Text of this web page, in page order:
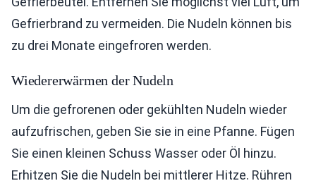
Gefrierbrand zu vermeiden. Die Nudeln können bis
zu drei Monate eingefroren werden.
Wiedererwärmen der Nudeln
Um die gefrorenen oder gekühlten Nudeln wieder
aufzufrischen, geben Sie sie in eine Pfanne. Fügen
Sie einen kleinen Schuss Wasser oder Öl hinzu.
Erhitzen Sie die Nudeln bei mittlerer Hitze. Rühren